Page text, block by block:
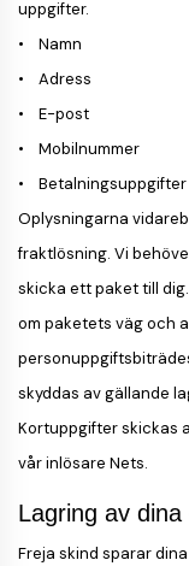
uppgifter.
• Namn
• Adress
• E-post
• Mobilnummer
• Betalningsuppgifter
Oplysningarna
fraktlösning. Vi
skicka ett paket till
om paketets väg och
skyddas av gällande
Kortuppgifter skickas
vår inlösare Nets.
Lagring av dina
Freja skind sparar